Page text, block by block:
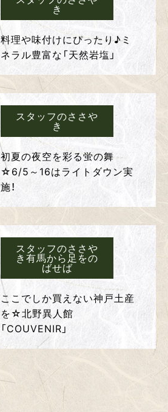
き
料理や味付けにぴったり♪ミ
ネラル豊富な「天然岩塩」
スタッフのささや
き
初夏の夜空を彩る蛍の舞
☆6/5～16はライトダウン実
施！
スタッフのささや
き有馬から足をの
ばせば
ここでしか買えない神戸土産
を☆北野異人館
「COUVENIR」